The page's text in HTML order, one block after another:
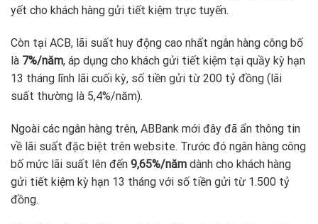
yết cho khách hàng gửi tiết kiệm trực tuyến.
Còn tại ACB, lãi suất huy động cao nhất ngân hàng công bố
là 7%/năm, áp dụng cho khách gửi tiết kiệm tại quầy kỳ hạn
13 tháng lĩnh lãi cuối kỳ, số tiền gửi từ 200 tỷ đồng (lãi
suất thường là 5,4%/năm).
Ngoài các ngân hàng trên, ABBank mới đây đã ẩn thông tin
về lãi suất đặc biệt trên website. Trước đó ngân hàng công
bố mức lãi suất lên đến 9,65%/năm dành cho khách hàng
gửi tiết kiệm kỳ hạn 13 tháng với số tiền gửi từ 1.500 tỷ
đồng.